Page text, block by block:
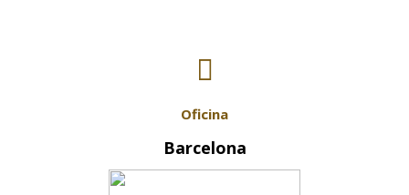
Oficina
Barcelona